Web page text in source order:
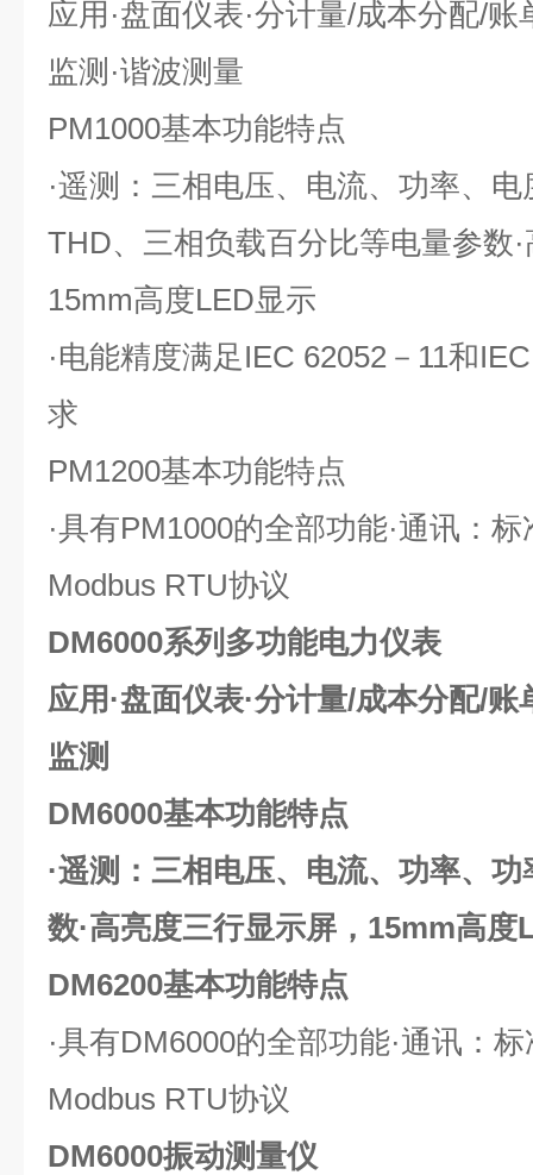
应用·盘面仪表·分计量/成本分配/
监测·谐波测量
PM1000基本功能特点
·遥测：三相电压、电流、功率、
THD、三相负载百分比等电量参数
15mm高度LED显示
·电能精度满足IEC 62052－11和
求
PM1200基本功能特点
·具有PM1000的全部功能·通讯：
Modbus RTU协议
DM6000系列多功能电力仪表
应用·盘面仪表·分计量/成本分配/
监测
DM6000基本功能特点
·遥测：三相电压、电流、功率、
数·高亮度三行显示屏，15mm高度
DM6200基本功能特点
·具有DM6000的全部功能·通讯：
Modbus RTU协议
DM6000振动测量仪